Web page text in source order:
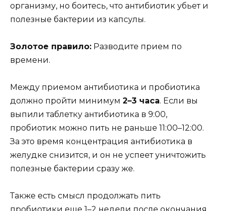
организму, но боитесь, что антибиотик убьет и
полезные бактерии из капсулы.
Золотое правило: Разводите прием по
времени.
Между приемом антибиотика и пробиотика
должно пройти минимум 2–3 часа. Если вы
выпили таблетку антибиотика в 9:00,
пробиотик можно пить не раньше 11:00–12:00.
За это время концентрация антибиотика в
желудке снизится, и он не успеет уничтожить
полезные бактерии сразу же.
Также есть смысл продолжать пить